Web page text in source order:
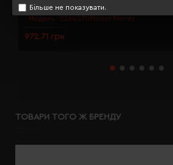
Більше не показувати.
Модель: 2264031(Printer Prime)
972.71 грн
ТОВАРИ ТОГО Ж БРЕНДУ